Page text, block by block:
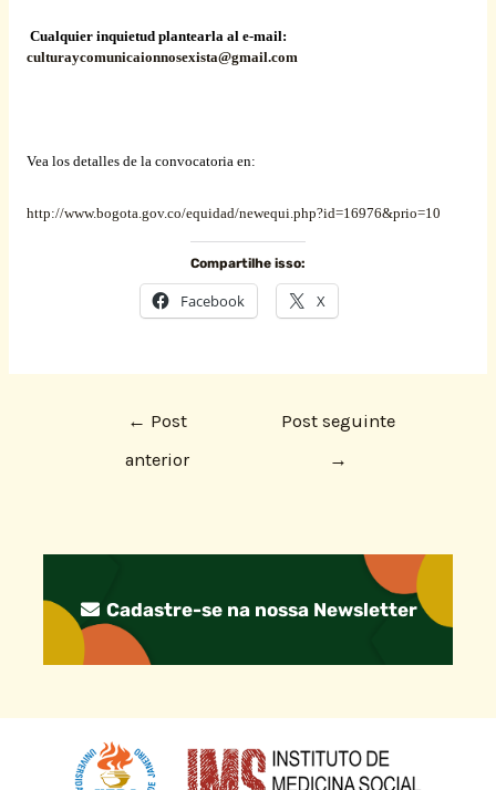
Cualquier inquietud plantearla al e-mail:
culturaycomunicaionnosexista@gmail.com
Vea los detalles de la convocatoria en:
http://www.bogota.gov.co/equidad/newequi.php?id=16976&prio=10
Compartilhe isso:
Facebook X
← Post
anterior
Post seguinte
→
Cadastre-se na nossa Newsletter